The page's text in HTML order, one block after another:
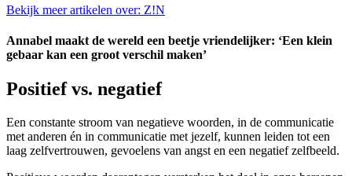
Bekijk meer artikelen over: Z!N
Annabel maakt de wereld een beetje vriendelijker: ‘Een klein
gebaar kan een groot verschil maken’
Positief vs. negatief
Een constante stroom van negatieve woorden, in de communicatie
met anderen én in communicatie met jezelf, kunnen leiden tot een
laag zelfvertrouwen, gevoelens van angst en een negatief zelfbeeld.